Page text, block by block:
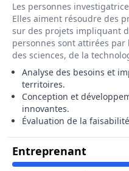
Les personnes
Elles aiment résoudre des
sur des projets impliquant
personnes sont attirées
des sciences, de la
Analyse des besoins et
territoires.
Conception et
innovantes.
Évaluation de la
EntreprenantPour